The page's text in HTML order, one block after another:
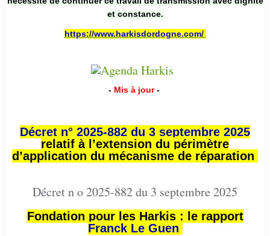
et constance.
https://www.harkisdordogne.com/
- Mis à jour -
Décret n° 2025-882 du 3 septembre 2025
relatif à l’extension du périmètre
d’application du mécanisme de réparation
Décret n o 2025-882 du 3 septembre 2025
Fondation pour les Harkis : le rapport
Franck Le Guen